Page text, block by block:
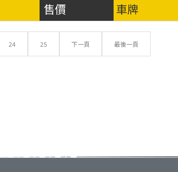
售價 車牌
24 25 下一頁 最後一頁